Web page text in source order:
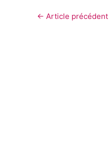
← Article précédent